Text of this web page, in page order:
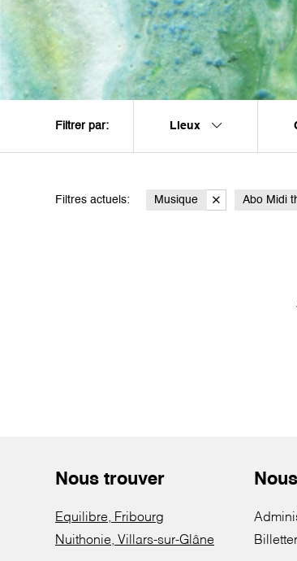
Filtrer par: Lieux
Filtres actuels: Musique Abo Midi
Nous trouver
Equilibre, Fribourg
Nuithonie, Villars-sur-Glâne